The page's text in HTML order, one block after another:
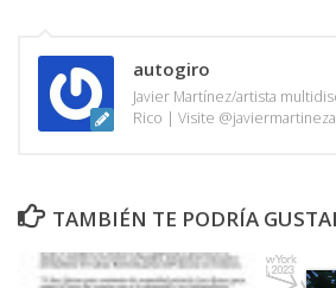
autogiro
Javier Martínez/artista
Rico | Visite
TAMBIÉN TE PODRÍA